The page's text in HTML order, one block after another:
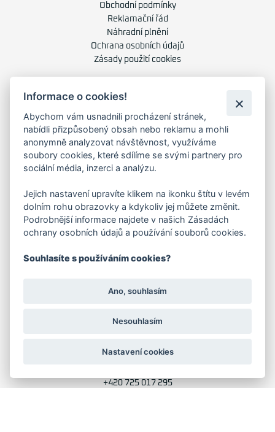
Obchodní podmínky
Reklamační řád
Náhradní plnění
Ochrana osobních údajů
Zásady použití cookies
O NÁS
O společnosti
Kariéra
Kontakty
Družstevní 1394/12
Praha 4 - Nusle, 140 00
IČO: 28404009
DIČ: CZ28404009
Lutopecny 159 (areál bývalého ZD)
Kroměříž, 767 01
+420 725 017 295
Informace o cookies!
Abychom vám usnadnili procházení stránek,
nabídli přizpůsobený obsah nebo reklamu a mohli
anonymně analyzovat návštěvnost, využíváme
soubory cookies, které sdílíme se svými partnery pro
sociální média, inzerci a analýzu.
Jejich nastavení upravíte klikem na ikonku štítu v levém
dolním rohu obrazovky a kdykoliv jej můžete změnit.
Podrobnější informace najdete v našich Zásadách
ochrany osobních údajů a používání souborů cookies.
Souhlasíte s používáním cookies?
Ano, souhlasím
Nesouhlasím
Nastavení cookies